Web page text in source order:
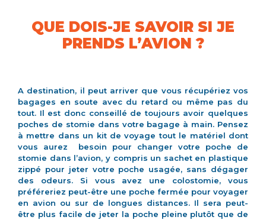
QUE DOIS-JE SAVOIR SI JE
PRENDS L’AVION ?
A destination, il peut arriver que vous récupériez vos
bagages en soute avec du retard ou même pas du
tout. Il est donc conseillé de toujours avoir quelques
poches de stomie dans votre bagage à main. Pensez
à mettre dans un kit de voyage tout le matériel dont
vous aurez besoin pour changer votre poche de
stomie dans l’avion, y compris un sachet en plastique
zippé pour jeter votre poche usagée, sans dégager
des odeurs. Si vous avez une colostomie, vous
préféreriez peut-être une poche fermée pour voyager
en avion ou sur de longues distances. Il sera peut-
être plus facile de jeter la poche pleine plutôt que de